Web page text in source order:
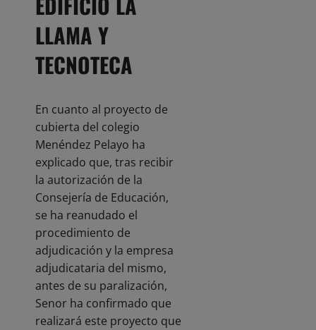
LLAMA Y
TECNOTECA
En cuanto al proyecto de
cubierta del colegio
Menéndez Pelayo ha
explicado que, tras recibir
la autorización de la
Consejería de Educación,
se ha reanudado el
procedimiento de
adjudicación y la empresa
adjudicataria del mismo,
antes de su paralización,
Senor ha confirmado que
realizará este proyecto que